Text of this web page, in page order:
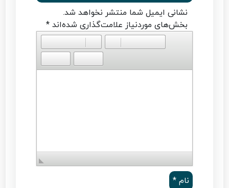
نشانی ایمیل شما منتشر نخواهد شد.
بخش‌های موردنیاز علامت‌گذاری شده‌اند*
نام*